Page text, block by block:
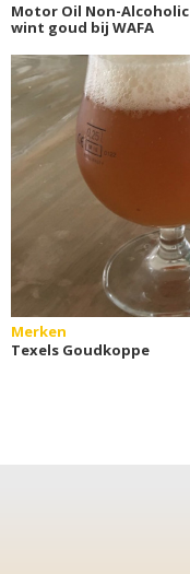
Motor Oil Non-Alcoholic
wint goud bij WAFA
Merken
Texels Goudkoppe